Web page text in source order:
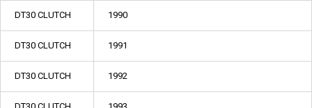
DT30 CLUTCH 1990
DT30 CLUTCH 1991
DT30 CLUTCH 1992